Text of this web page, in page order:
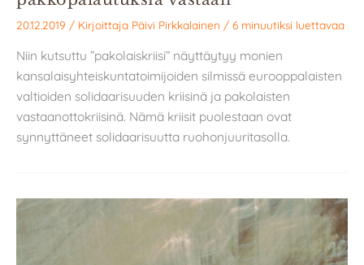
20.12.2019 / Kirjoittaja Päivi Pirkkalainen / 6 minuutiksi luettavaa
Niin kutsuttu ”pakolaiskriisi” näyttäytyy monien
kansalaisyhteiskuntatoimijoiden silmissä eurooppalaisten
valtioiden solidaarisuuden kriisinä ja pakolaisten
vastaanottokriisinä. Nämä kriisit puolestaan ovat
synnyttäneet solidaarisuutta ruohonjuuritasolla.